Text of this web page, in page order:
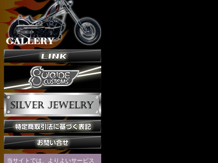
当サイトでは、よりよいサービス